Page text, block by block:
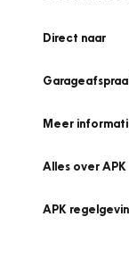
Direct naar
Meer
Alles over APK
APK